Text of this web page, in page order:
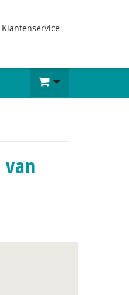
Klantenservice